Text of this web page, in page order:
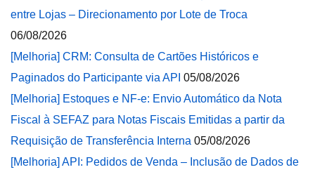
entre Lojas – Direcionamento por Lote de Troca
06/08/2026
[Melhoria] CRM: Consulta de Cartões Históricos e
Paginados do Participante via API 05/08/2026
[Melhoria] Estoques e NF-e: Envio Automático da Nota
Fiscal à SEFAZ para Notas Fiscais Emitidas a partir da
Requisição de Transferência Interna 05/08/2026
[Melhoria] API: Pedidos de Venda – Inclusão de Dados de